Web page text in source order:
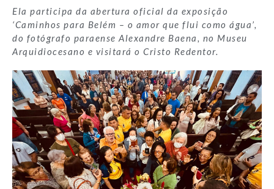
Ela participa da abertura oficial da exposição
‘Caminhos para Belém – o amor que flui como água’,
do fotógrafo paraense Alexandre Baena, no Museu
Arquidiocesano e visitará o Cristo Redentor.